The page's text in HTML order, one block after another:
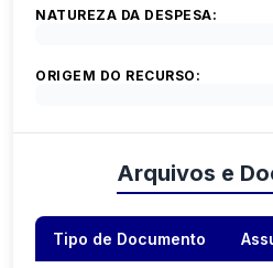
NATUREZA DA DESPESA:
ORIGEM DO RECURSO:
Arquivos e
Tipo de Documento